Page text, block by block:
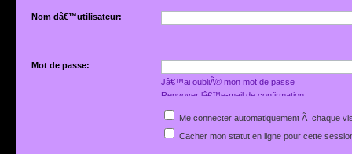
Nom dâ€™utilisateur:
Mot de passe:
Jâ€™ai oubliÃ© mon mot de passe
Renvoyer lâ€™e-mail de confirmation
Me connecter automatiquement Ã chaque
Cacher mon statut en ligne pour cette